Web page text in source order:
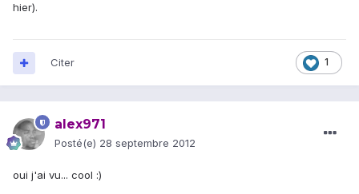
hier).
1
Citer
alex971
Posté(e) 28 septembre 2012
oui j'ai vu... cool :)